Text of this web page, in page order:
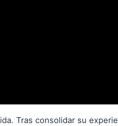
Tras consolidar su